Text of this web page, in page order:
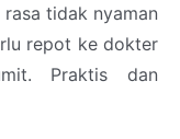
tidak nyaman
repot ke dokter
Praktis dan